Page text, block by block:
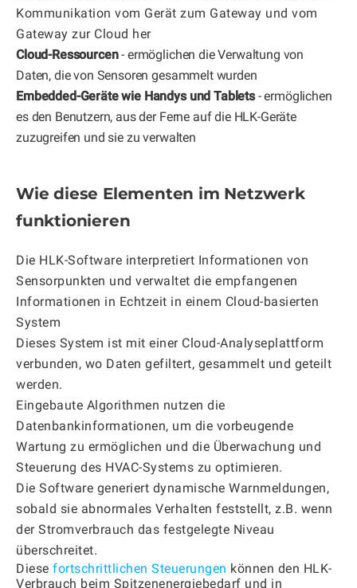
Kommunikation vom Gerät zum Gateway und vom
Gateway zur Cloud her
Cloud-Ressourcen- ermöglichen die Verwaltung von
Daten, die von Sensoren gesammelt wurden
Embedded-Geräte wie Handys und Tablets- ermöglichen
es den Benutzern, aus der Ferne auf die HLK-Geräte
zuzugreifen und sie zu verwalten
Wie diese Elementen im Netzwerk
funktionieren
Die HLK-Software interpretiert Informationen von
Sensorpunkten und verwaltet die empfangenen
Informationen in Echtzeit in einem Cloud-basierten
System
Dieses System ist mit einer Cloud-Analyseplattform
verbunden, wo Daten gefiltert, gesammelt und geteilt
werden.
Eingebaute Algorithmen nutzen die
Datenbankinformationen, um die vorbeugende
Wartung zu ermöglichen und die Überwachung und
Steuerung des HVAC-Systems zu optimieren.
Die Software generiert dynamische Warnmeldungen,
sobald sie abnormales Verhalten feststellt, z.B. wenn
der Stromverbrauch das festgelegte Niveau
überschreitet.
Diese fortschrittlichen Steuerungen können den HLK-
Verbrauch beim Spitzenenergiebedarf und in